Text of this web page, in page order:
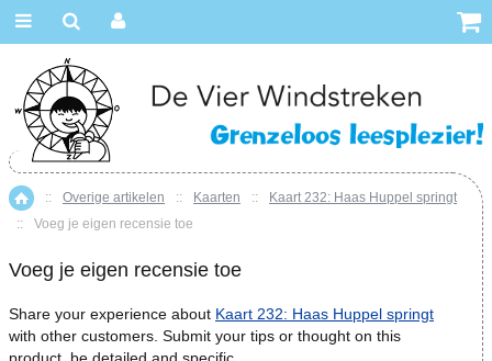
Home
:: Overige artikelen :: Kaarten ::
Kaart 232: Haas Huppel springt
::
Voeg je eigen recensie toe
Voeg je eigen recensie toe
Share your experience about Kaart 232: Haas Huppel springt
with other customers. Submit your tips or thought on this